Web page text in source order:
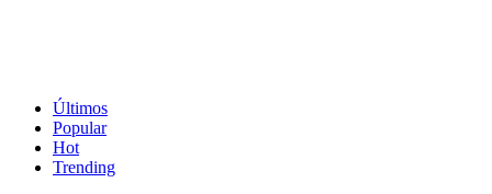
Últimos
Popular
Hot
Trending